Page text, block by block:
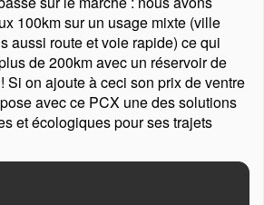
100km sur un usage mixte (ville
aussi route et voie rapide) ce qui
de 200km avec un réservoir de
Si on ajoute à ceci son prix de ventre
avec ce PCX une des solutions
et écologiques pour ses trajets